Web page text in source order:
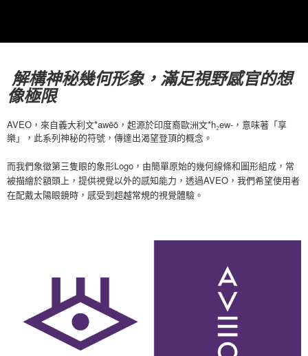
解構神秘幾何形象，滿足視野感官的想
像極限
AVEO，來自義大利文*awēō，起源於印度裔歐洲文*h₂ew-，意味著「享
樂」，此系列神秘的符號，傳達出渴望登頂的概念。
而我們象徵第三隻眼的象形Logo ，由簡單原始的幾何線條和圖形組成，常
被描繪於額頭上，提供視覺以外的感知能力，透過AVEO ，我們希望使用者
在配戴太陽眼鏡時，感受到超越常規的視覺體驗。